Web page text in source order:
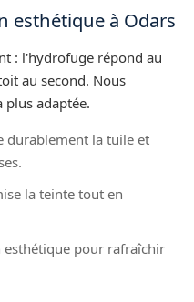
esthétique à Odars
: l'hydrofuge répond au
au second. Nous
adaptée.
durablement la tuile et
la teinte tout en
esthétique pour rafraîchir